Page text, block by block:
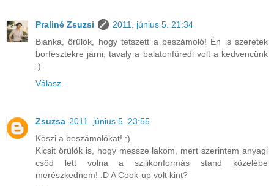
Praliné Zsuzsi
2011. június 5. 21:34
Bianka, örülök, hogy tetszett a beszámoló! Én is szeretek
borfesztekre járni, tavaly a balatonfüredi volt a kedvencünk
:)
Válasz
Zsuzsa 2011. június 5. 23:55
Köszi a beszámolókat! :)
Kicsit örülök is, hogy messze lakom, mert szerintem anyagi
csőd lett volna a szilikonformás stand közelébe
merészkednem! :D A Cook-up volt kint?